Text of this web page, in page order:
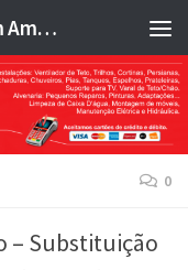
Jean Fabio - Marido de Aluguel em Americana SP e região - JFMA
0
– Substituição